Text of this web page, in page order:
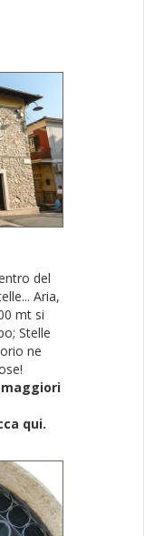
del
Aria,
mt si
Stelle
ne
qui.